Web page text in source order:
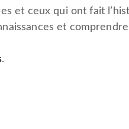
et ceux qui ont fait
et
.